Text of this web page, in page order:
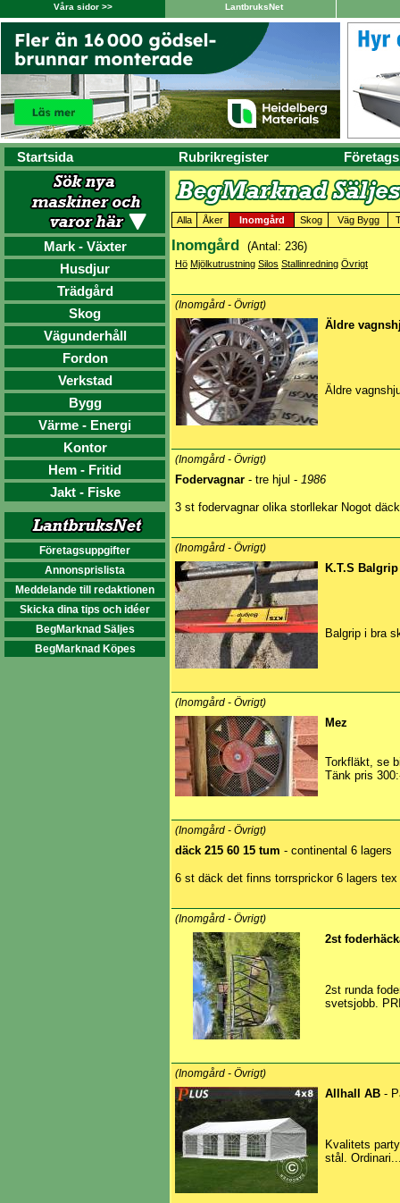
Våra sidor >> LantbruksNet
Startsida Rubrikregister
Mark - Växter
Husdjur
Trädgård
Skog
Vägunderhåll
Fordon
Verkstad
Bygg
Värme - Energi
Kontor
Hem - Fritid
Jakt - Fiske
Företagsuppgifter
Annonsprislista
Meddelande till redaktionen
Skicka dina tips och idéer
BegMarknad Säljes
BegMarknad Köpes
Alla Åker Inomgård Skog Väg Bygg
Inomgård (Antal: 236)
Hö Mjölkutrustning Silos Stallinredning Övrigt
(Inomgård - Övrigt)
Äldre
Äldre
(Inomgård - Övrigt)
Fodervagnar - tre hjul - 1986
3 st fodervagnar olika storllekar Nogot
(Inomgård - Övrigt)
K.T.S Balgrip
Balgrip i bra
(Inomgård - Övrigt)
Mez
Torkfläkt, se
Tänk pris
(Inomgård - Övrigt)
däck 215 60 15 tum - continental 6 lagers
6 st däck det finns torrsprickor 6 lagers
(Inomgård - Övrigt)
2st
2st runda
svetsjobb.
(Inomgård - Övrigt)
Allhall AB -
Kvalitets
stål.